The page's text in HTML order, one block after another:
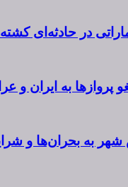
حادثه‌ای کشته و ۹ نفر دیگر زخمی
به ایران و عراق را تا ۲۳
شهر به بحران‌ها و